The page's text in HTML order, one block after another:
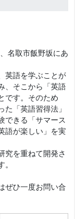
名取市飯野坂にあ
英語を学ぶことが
、そこから「英語
です。そのため
「英語習得法」
できる「サマース
語が楽しい」を実
究を重ねて開発さ
ぜひ一度お問い合